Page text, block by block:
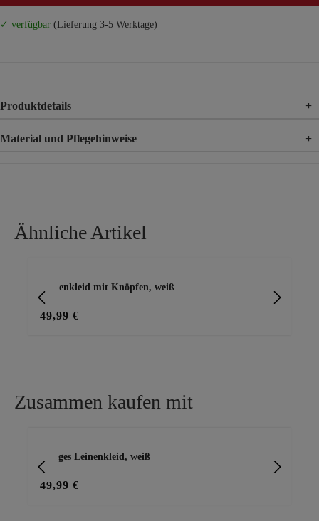
✓ verfügbar (Lieferung 3-5 Werktage)
Produktdetails +
Material und Pflegehinweise +
Ähnliche Artikel
Leinenkleid mit Knöpfen, weiß
49,99 €
Zusammen kaufen mit
luftiges Leinenkleid, weiß
49,99 €